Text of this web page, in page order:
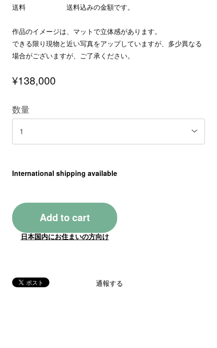
送料 送料込みの金額です。
作品のイメージは、マットで立体感があります。
できる限り現物と近い写真をアップしていますが、多少異なる
場合がございますが、ご了承ください。
¥138,000
数量
International shipping available
Add to cart
日本国内にお住まいの方向け
通報する